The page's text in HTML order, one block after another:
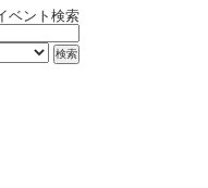
ベント検索